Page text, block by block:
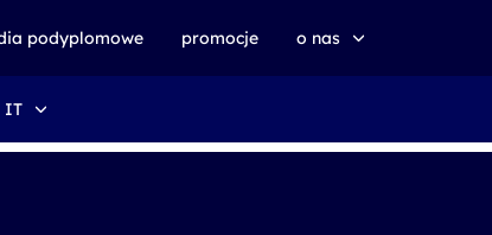
podyplomowe promocje o nas
zrównoważony rozwój
IT